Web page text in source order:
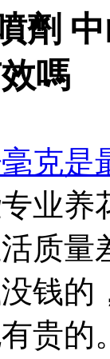
劑
嗎
克是
业养
质量
钱的
贵的